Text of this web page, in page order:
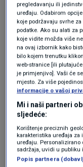
omogućen
koji je
Dnevnik.hr.
Podaci
Veleprodaja: Do
Dobavljač:
Predavčeva 6,
pregledavanju ili
uređaju. Odabirom
koje podržavaju svrhe
podatke. Ako su alati za
koje vidite možda više
na ovaj izbornik kako
bilo kojem trenutku
web-stranice [ili
je primjenjivo]. Vaši će
mjesto. Za više
informacije o vašoj
Mi i naši partneri
sljedeće:
Korištenje preciznih
karakteristika uređaja
uređaju. Personalizirano
sadržaja, uvidi u publiku
Popis partnera